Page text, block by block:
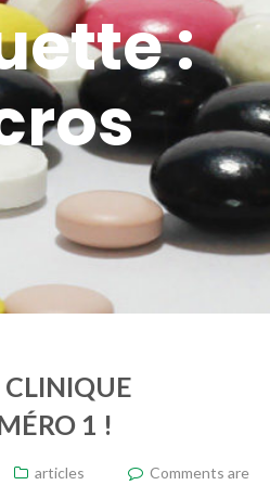
:
CLINIQUE
1 !
articles
Comments are